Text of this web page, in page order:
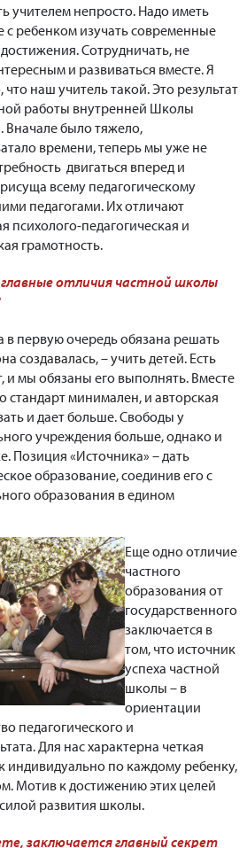
учителем непросто. Надо иметь
с ребенком изучать современные
Сотрудничать, не
и развиваться вместе. Я
что наш учитель такой. Это результат
работы внутренней Школы
Вначале было тяжело,
времени, теперь мы уже не
двигаться вперед и
всему педагогическому
педагогами. Их отличают
психолого-педагогическая и
грамотность.
главные отличия частной школы
в первую очередь обязана решать
создавалась, – учить детей. Есть
и мы обязаны его выполнять. Вместе
стандарт минимален, и авторская
и дает больше. Свободы у
учреждения больше, однако и
Позиция «Источника» – дать
образование, соединив его с
образования в едином
Еще одно отличие
частного
образования от
государственного
заключается в
том, что источник
успеха частной
школы – в
ориентации
педагогического и
Для нас характерна четкая
индивидуально по каждому ребенку,
Мотив к достижению этих целей
развития школы.
заключается главный секрет